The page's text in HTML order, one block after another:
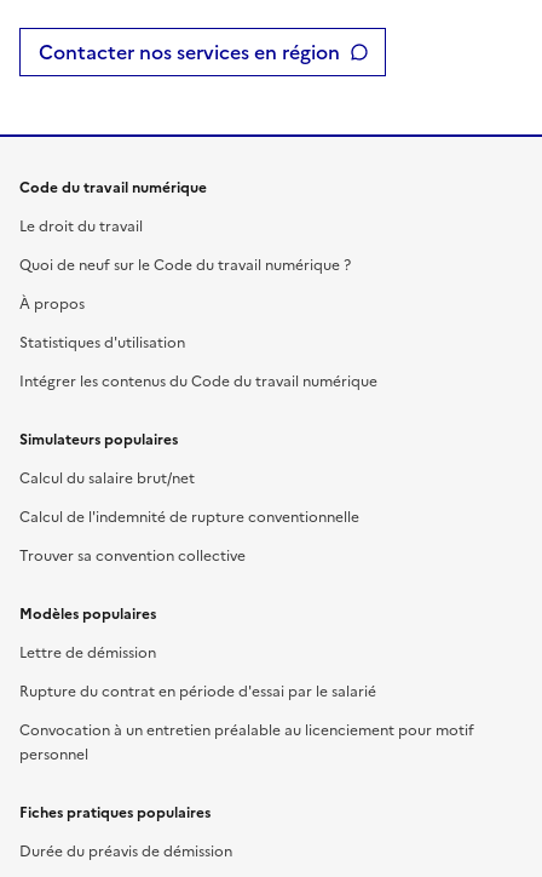
Contacter nos services en région
Code du travail numérique
Le droit du travail
Quoi de neuf sur le Code du travail numérique ?
À propos
Statistiques d'utilisation
Intégrer les contenus du Code du travail numérique
Simulateurs populaires
Calcul du salaire brut/net
Calcul de l'indemnité de rupture conventionnelle
Trouver sa convention collective
Modèles populaires
Lettre de démission
Rupture du contrat en période d'essai par le salarié
Convocation à un entretien préalable au licenciement pour motif
personnel
Fiches pratiques populaires
Durée du préavis de démission